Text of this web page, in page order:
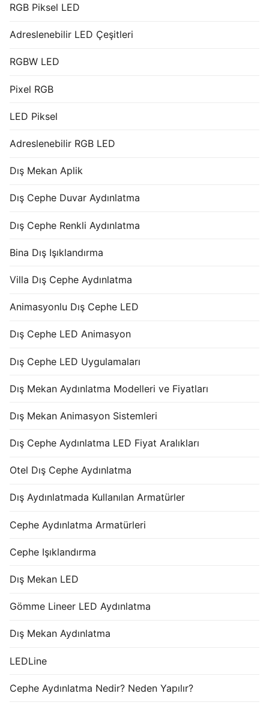
RGB Piksel LED
Adreslenebilir LED Çeşitleri
RGBW LED
Pixel RGB
LED Piksel
Adreslenebilir RGB LED
Dış Mekan Aplik
Dış Cephe Duvar Aydınlatma
Dış Cephe Renkli Aydınlatma
Bina Dış Işıklandırma
Villa Dış Cephe Aydınlatma
Animasyonlu Dış Cephe LED
Dış Cephe LED Animasyon
Dış Cephe LED Uygulamaları
Dış Mekan Aydınlatma Modelleri ve Fiyatları
Dış Mekan Animasyon Sistemleri
Dış Cephe Aydınlatma LED Fiyat Aralıkları
Otel Dış Cephe Aydınlatma
Dış Aydınlatmada Kullanılan Armatürler
Cephe Aydınlatma Armatürleri
Cephe Işıklandırma
Dış Mekan LED
Gömme Lineer LED Aydınlatma
Dış Mekan Aydınlatma
LEDLine
Cephe Aydınlatma Nedir? Neden Yapılır?